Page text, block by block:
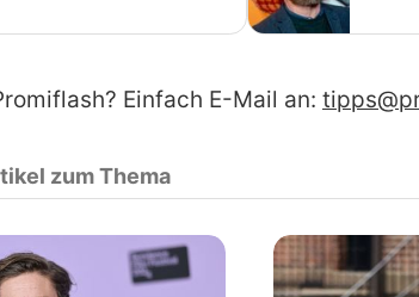
Einfach E-Mail an:
zum Thema